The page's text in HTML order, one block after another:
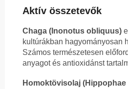
Aktív összetevők
Chaga (Inonotus obliquus)
kultúrákban hagyományosan
Számos természetesen
anyagot és antioxidánst
Homoktövisolaj